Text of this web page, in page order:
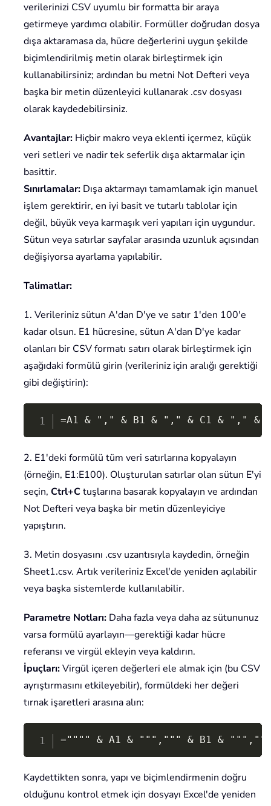
verilerinizi CSV uyumlu bir formatta bir araya
getirmeye yardımcı olabilir. Formüller doğrudan dosya
dışa aktaramasa da, hücre değerlerini uygun şekilde
biçimlendirilmiş metin olarak birleştirmek için
kullanabilirsiniz; ardından bu metni Not Defteri veya
başka bir metin düzenleyici kullanarak .csv dosyası
olarak kaydedebilirsiniz.
Avantajlar: Hiçbir makro veya eklenti içermez, küçük
veri setleri ve nadir tek seferlik dışa aktarmalar için
basittir.
Sınırlamalar: Dışa aktarmayı tamamlamak için manuel
işlem gerektirir, en iyi basit ve tutarlı tablolar için
değil, büyük veya karmaşık veri yapıları için uygundur.
Sütun veya satırlar sayfalar arasında uzunluk açısından
değişiyorsa ayarlama yapılabilir.
Talimatlar:
1. Verileriniz sütun A'dan D'ye ve satır 1'den 100'e
kadar olsun. E1 hücresine, sütun A'dan D'ye kadar
olanları bir CSV formatı satırı olarak birleştirmek için
aşağıdaki formülü girin (verileriniz için aralığı gerektiği
gibi değiştirin):
=A1 & "," & B1 & "," & C1 & "," &
Copy
2. E1'deki formülü tüm veri satırlarına kopyalayın
(örneğin, E1:E100). Oluşturulan satırlar olan sütun E'yi
seçin, Ctrl+Ctuşlarına basarak kopyalayın ve ardından
Not Defteri veya başka bir metin düzenleyiciye
yapıştırın.
3. Metin dosyasını .csv uzantısıyla kaydedin, örneğin
Sheet1.csv. Artık verileriniz Excel'de yeniden açılabilir
veya başka sistemlerde kullanılabilir.
Parametre Notları: Daha fazla veya daha az sütununuz
varsa formülü ayarlayın—gerektiği kadar hücre
referansı ve virgül ekleyin veya kaldırın.
İpuçları:Virgül içeren değerleri ele almak için (bu CSV
ayrıştırmasını etkileyebilir), formüldeki her değeri
tırnak işaretleri arasına alın:
="""" & A1 & """,""" & B1 &Copy
Kaydettikten sonra, yapı ve biçimlendirmenin doğru
olduğunu kontrol etmek için dosyayı Excel'de yeniden